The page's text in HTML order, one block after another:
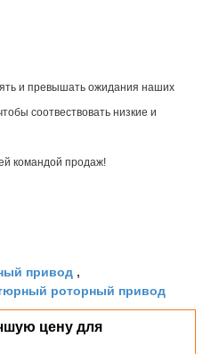
и превышать ожидания наших
соотвествовать низкие и
командой продаж!
привод ,
роторный привод
цену для